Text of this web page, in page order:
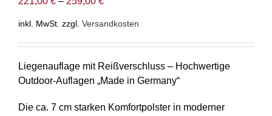
inkl. MwSt. zzgl. Versandkosten
Liegenauflage mit Reißverschluss – Hochwertige
Outdoor-Auflagen „Made in Germany“
Die ca. 7 cm starken Komfortpolster in moderner